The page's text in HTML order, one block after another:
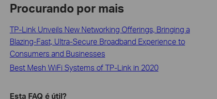
Procurando por mais
TP-Link Unveils New Networking Offerings, Bringing a
Blazing-Fast, Ultra-Secure Broadband Experience to
Consumers and Businesses
Best Mesh WiFi Systems of TP-Link in 2020
Esta FAQ é útil?